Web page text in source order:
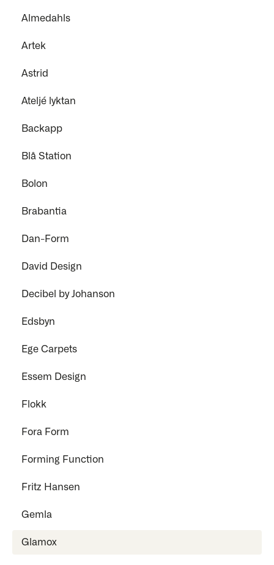
Almedahls
Artek
Astrid
Ateljé lyktan
Backapp
Blå Station
Bolon
Brabantia
Dan-Form
David Design
Decibel by Johanson
Edsbyn
Ege Carpets
Essem Design
Flokk
Fora Form
Forming Function
Fritz Hansen
Gemla
Glamox